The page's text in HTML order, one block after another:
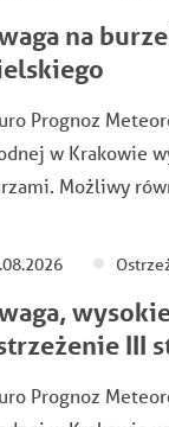
na
Prognoz
w Krakowie
Możliwy
III
Prognoz